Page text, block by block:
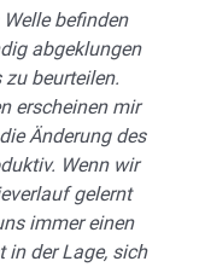
befinden
abgeklungen
beurteilen.
erscheinen mir
Änderung des
Wenn wir
gelernt
immer einen
in der Lage, sich